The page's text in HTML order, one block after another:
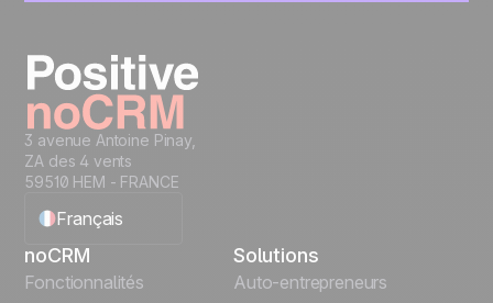
3 avenue Antoine Pinay,
ZA des 4 vents
59510 HEM - FRANCE
Français
English
noCRM
Fonctionnalités
Solutions
Auto-entrepreneurs